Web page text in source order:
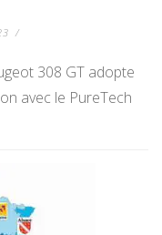
/
308 GT adopte
avec le PureTech